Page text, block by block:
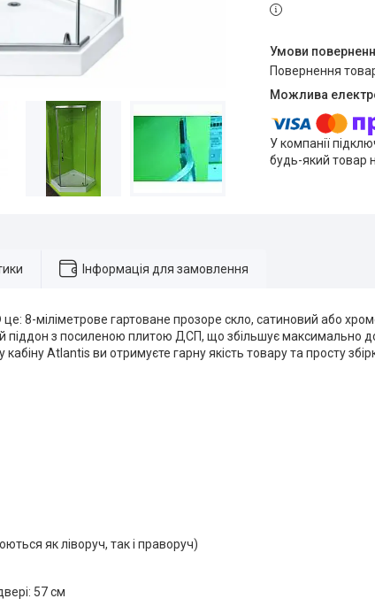
повернення
У компанії
будь-який товар
Інформація для замовлення
це: 8-міліметрове гартоване прозоре скло, сатиновий або
піддон з посиленою плитою ДСП, що збільшує максимально
Atlantis ви отримуєте гарну якість товару та просту
як ліворуч, так і праворуч)
57 см